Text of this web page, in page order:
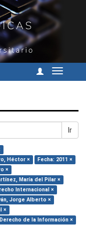
Cambiar
Ir
Héctor ×
Fecha: 2011 ×
×
María del Pilar ×
Internacional ×
Jorge Alberto ×
×
de la Información ×